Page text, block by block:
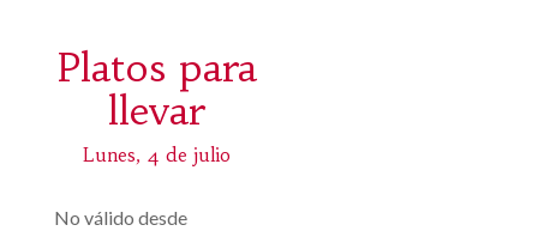
Platos para
llevar
Lunes, 4 de julio
No válido desde